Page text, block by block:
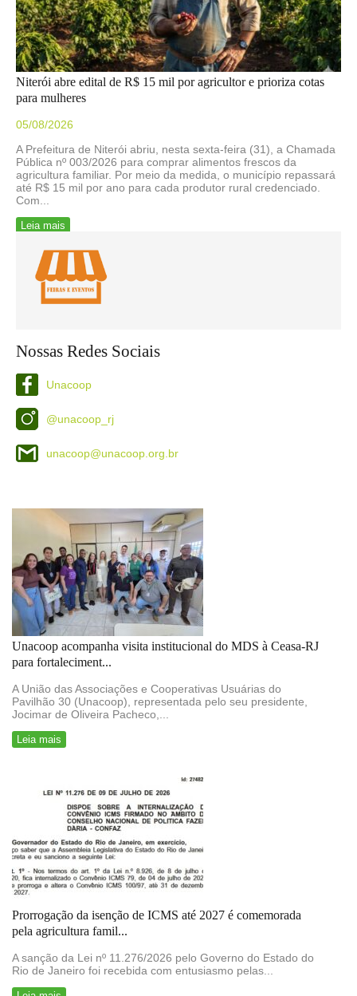
Niterói abre edital de R$ 15 mil por agricultor e prioriza cotas
para mulheres
05/08/2026
A Prefeitura de Niterói abriu, nesta sexta-feira (31), a Chamada
Pública nº 003/2026 para comprar alimentos frescos da
agricultura familiar. Por meio da medida, o município repassará
até R$ 15 mil por ano para cada produtor rural credenciado.
Com...
Leia mais
Nossas Redes Sociais
Unacoop
@unacoop_rj
unacoop@unacoop.org.br
Unacoop acompanha visita institucional do MDS à Ceasa-RJ
para fortaleciment...
A União das Associações e Cooperativas Usuárias do
Pavilhão 30 (Unacoop), representada pelo seu presidente,
Jocimar de Oliveira Pacheco,...
Leia mais
Prorrogação da isenção de ICMS até 2027 é comemorada
pela agricultura famil...
A sanção da Lei nº 11.276/2026 pelo Governo do Estado do
Rio de Janeiro foi recebida com entusiasmo pelas...